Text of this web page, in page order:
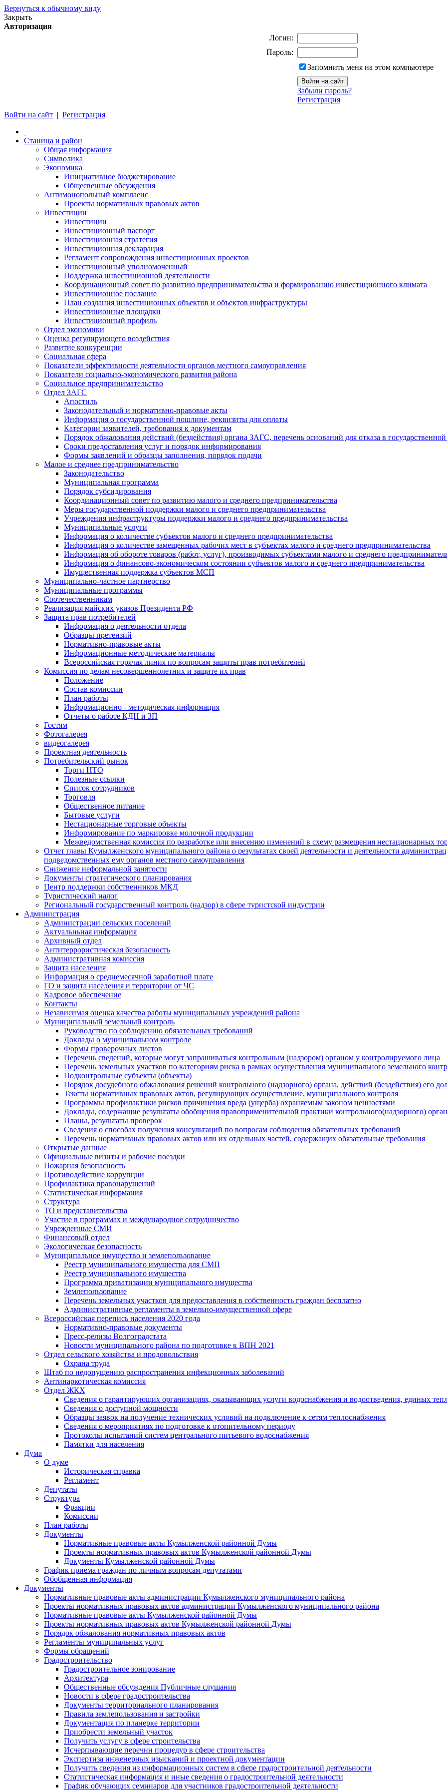
Вернуться к обычному виду
Закрыть
Авторизация
Логин:
Пароль:
Запомнить меня на этом компьютере
Забыли пароль?
Регистрация
Войти на сайт | Регистрация
Станица и район
Общая информация
Символика
Экономика
Инициативное бюджетирование
Общесвенные обсуждения
Антимонопольный комплаенс
Проекты нормативных правовых актов
Инвестиции
Инвестиции
Инвестиционный паспорт
Инвестиционная стратегия
Инвестиционная декларация
Регламент сопровождения инвестиционных проектов
Инвестиционный уполномоченный
Поддержка инвестиционной деятельности
Координационный совет по развитию предпринимательства и формированию инвестиционного климата
Инвестиционное послание
План создания инвестиционных объектов и объектов инфраструктуры
Инвестиционные площадки
Инвестиционный профиль
Отдел экономики
Оценка регулирующего воздействия
Развитие конкуренции
Социальная сфера
Показатели эффективности деятельности органов местного самоуправления
Показатели социально-экономического развития района
Социальное предпринимательство
Отдел ЗАГС
Апостиль
Законодательный и нормативно-правовые акты
Информация о государственной пошлине, реквизиты для оплаты
Категории заявителей, требования к документам
Порядок обжалования действий (бездействия) органа ЗАГС, перечень оснований для отказа в
Сроки предоставления услуг и порядок информирования
Формы заявлений и образцы заполнения, порядок подачи
Малое и среднее предпринимательство
Законодательство
Муниципальная программа
Порядок субсидирования
Координационный совет по развитию малого и среднего предпринимательства
Меры государственной поддержки малого и среднего предпринимательства
Учреждения инфраструктуры поддержки малого и среднего предпринимательства
Муниципальные услуги
Информация о количестве субъектов малого и среднего предпринимательства
Информация о количестве замещенных рабочих мест в субъектах малого и среднего предпринимательства
Информация об обороте товаров (работ, услуг), производимых субъектами малого и среднего
Информация о финансово-экономическом состоянии субъектов малого и среднего предпринимательства
Имущественная поддержка субъектов МСП
Муниципально-частное партнерство
Муниципальные программы
Соотечественникам
Реализация майских указов Президента РФ
Защита прав потребителей
Информация о деятельности отдела
Образцы претензий
Нормативно-правовые акты
Информационные методические материалы
Всероссийская горячая линия по вопросам защиты прав потребителей
Комиссия по делам несовершеннолетних и защите их прав
Положение
Состав комиссии
План работы
Информационно - методическая информация
Отчеты о работе КДН и ЗП
Гостям
Фотогалерея
видеогалерея
Проектная деятельность
Потребительский рынок
Торги НТО
Полезные ссылки
Список сотрудников
Торговля
Общественное питание
Бытовые услуги
Нестационарные торговые объекты
Информирование по маркировке молочной продукции
Межведомственная комиссия по разработке или внесению изменений в схему размещения нестационарных
Отчет главы Кумылженского муниципального района о результатах своей деятельности и деятельности
подведомственных ему органов местного самоуправления
Снижение неформальной занятости
Документы стратегического планирования
Центр поддержки собственников МКД
Туристический налог
Региональный государственный контроль (надзор) в сфере туристской индустрии
Администрация
Администрации сельских поселений
Актуальньная информация
Архивный отдел
Антитеррористическая безопасность
Административная комиссия
Защита населения
Информация о среднемесячной заработной плате
ГО и защита населения и территории от ЧС
Кадровое обеспечение
Контакты
Независимая оценка качества работы муниципальных учреждений района
Муниципальный земельный контроль
Руководство по соблюдению обязательных требований
Доклады о муниципальном контроле
Формы проверочных листов
Перечень сведений, которые могут запрашиваться контрольным (надзором) органом у контролируемого лица
Перечень земельных участков по категориям риска в рамках осуществления муниципального земельного
Подконтрольные субъекты (объекты)
Порядок досудебного обжалования решений контрольного (надзорного) органа, действий (бездействия) его
Тексты нормативных правовых актов, регулирующих осуществление, муниципального контроля
Программы профилактики рисков причинения вреда (ущерба) охраняемым законом ценностями
Доклады, содержащие результаты обобщения правоприменительной практики контрольного(надзорного)
Планы, результаты проверок
Сведения о способах получения консультаций по вопросам соблюдения обязательных требований
Перечень нормативных правовых актов или их отдельных частей, содержащих обязательные требования
Открытые данные
Официальные визиты и рабочие поездки
Пожарная безопасность
Противодействие коррупции
Профилактика правонарушений
Статистическая информация
Структура
ТО и представительства
Участие в программах и международное сотрудничество
Учрежденные СМИ
Финансовый отдел
Экологическая безопасность
Муниципальное имущество и землепользование
Реестр муниципального имущества для СМП
Реестр муниципального имущества
Программа приватизации муниципального имущества
Землепользование
Перечень земельных участков для предоставления в собственность граждан бесплатно
Административные регламенты в земельно-имущественной сфере
Всероссийская перепись населения 2020 года
Нормативно-правовые документы
Пресс-релизы Волгоградстата
Новости муниципального района по подготовке к ВПН 2021
Отдел сельского хозяйства и продовольствия
Охрана труда
Штаб по недопущению распространения инфекционных заболеваний
Антинаркотическая комиссия
Отдел ЖКХ
Сведения о гарантирующих организациях, оказывающих услуги водоснабжения и водоотведения, единых
Сведения о доступной мощности
Образцы заявок на получение технических условий на подключение к сетям теплоснабжения
Сведения о мероприятиях по подготовке к отопительному периоду
Протоколы испытаний систем центрального питьевого водоснабжения
Памятки для населения
Дума
О думе
Историческая справка
Регламент
Депутаты
Структура
Фракции
Комиссии
План работы
Документы
Нормативные правовые акты Кумылженской районной Думы
Проекты нормативных правовых актов Кумылженской районной Думы
Документы Кумылженской районной Думы
График приема граждан по личным вопросам депутатами
Обобщенная информация
Документы
Нормативные правовые акты администрации Кумылженского муниципального района
Проекты нормативных правовых актов администрации Кумылженского муниципального района
Нормативные правовые акты Кумылженской районной Думы
Проекты нормативных правовых актов Кумылженской районной Думы
Порядок обжалования нормативных правовых актов
Регламенты муниципальных услуг
Формы обращений
Градостроительство
Градостроительное зонирование
Архитектура
Общественные обсуждения Публичные слушания
Новости в сфере градостроительства
Документы территориального планирования
Правила землепользования и застройки
Документация по планерке территории
Приобрести земельный участок
Получить услугу в сфере строительства
Исчерпывающие перечни процедур в сфере строительства
Экспертиза инженерных изысканий и проектной документации
Получить сведения из информационных систем в сфере градостроительной деятельности
Статистическая информация и иные сведения о градостроительной деятельности
График обучающих семинаров для участников градостроительной деятельности